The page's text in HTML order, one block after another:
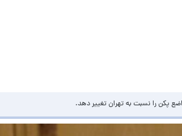
پکن را نسبت به تهران تغییر دهد.